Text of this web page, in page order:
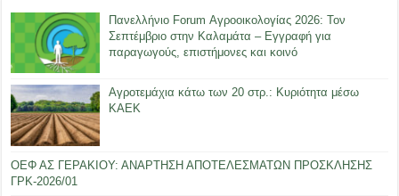
Πανελλήνιο Forum Αγροοικολογίας 2026: Τον
Σεπτέμβριο στην Καλαμάτα – Εγγραφή για
παραγωγούς, επιστήμονες και κοινό
Αγροτεμάχια κάτω των 20 στρ.: Κυριότητα μέσω
ΚΑΕΚ
ΟΕΦ ΑΣ ΓΕΡΑΚΙΟΥ: ΑΝΑΡΤΗΣΗ ΑΠΟΤΕΛΕΣΜΑΤΩΝ ΠΡΟΣΚΛΗΣΗΣ
ΓΡΚ-2026/01